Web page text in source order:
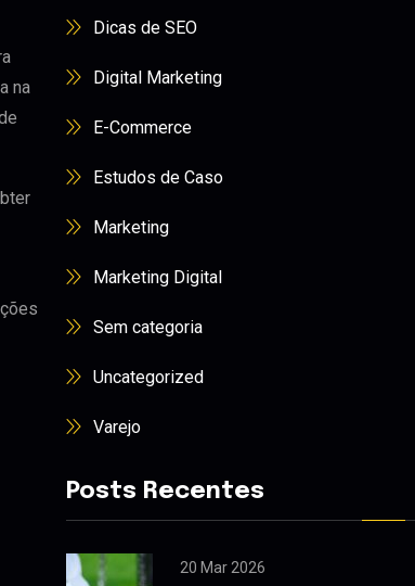
na
Dicas de SEO
Digital Marketing
E-Commerce
Estudos de Caso
Marketing
Marketing Digital
Sem categoria
Uncategorized
Varejo
Posts Recentes
20 Mar 2026